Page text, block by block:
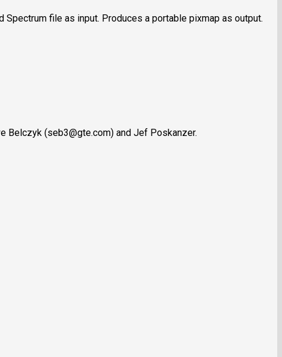
Spectrum file as input. Produces a portable pixmap as output.
Belczyk (seb3@gte.com) and Jef Poskanzer.